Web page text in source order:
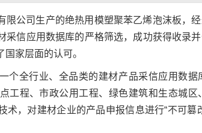
限公司生产的绝热用模塑聚苯乙烯泡沫板，
采信应用数据库的严格筛选，成功获得收录
家层面的认可。
个全行业、全品类的建材产品采信应用数
工程、市政公用工程、绿色建筑和生态城
术，对建材企业的产品申报信息进行“不可篡